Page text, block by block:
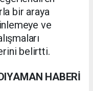
bir araya
ve
belirtti.
HABERİ